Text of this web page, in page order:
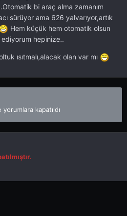
bi araç alma zamanım
sürüyor ama 626 yalvarıyor,artık
Hem küçük hem otomatik olsun
hepinize..
ısıtmalı,alacak olan var mı
kapatıldı